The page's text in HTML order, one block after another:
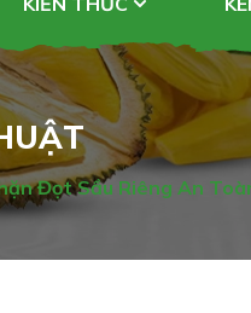
Đọt Sầu Riêng An